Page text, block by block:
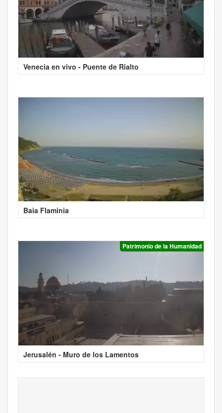
Venecia en vivo - Puente de Rialto
Baia Flaminia
Patrimonio de la Humanidad
Jerusalén - Muro de los Lamentos